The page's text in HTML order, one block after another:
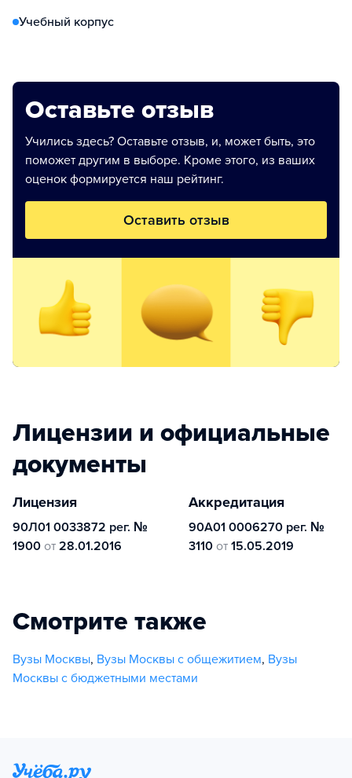
Учебный корпус
Оставьте отзыв
Учились здесь? Оставьте отзыв, и, может быть, это
поможет другим в выборе. Кроме этого, из ваших
оценок формируется наш рейтинг.
Оставить отзыв
Лицензии и официальные
документы
Лицензия
90Л01 0033872 рег. №
1900 от 28.01.2016
Аккредитация
90А01 0006270 рег. №
3110 от 15.05.2019
Смотрите также
Вузы Москвы, Вузы Москвы с общежитием, Вузы
Москвы с бюджетными местами